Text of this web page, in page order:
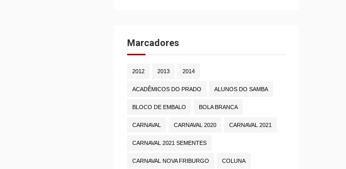
Marcadores
2012 2013 2014
ACADÊMICOS DO PRADO ALUNOS DO SAMBA
BLOCO DE EMBALO BOLA BRANCA
CARNAVAL CARNAVAL 2020 CARNAVAL 2021
CARNAVAL 2021 SEMENTES
CARNAVAL NOVA FRIBURGO COLUNA